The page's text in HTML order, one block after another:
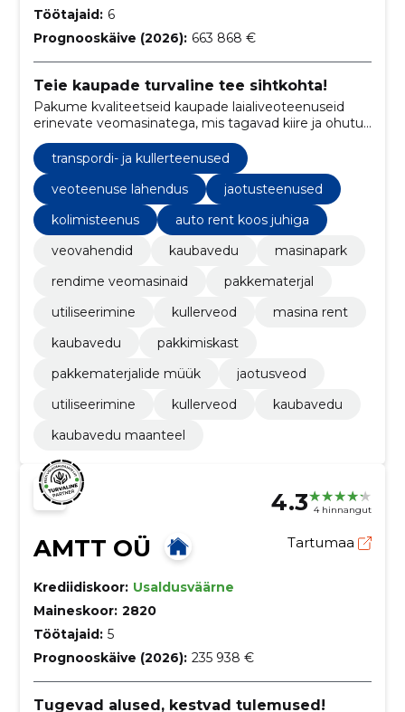
Töötajaid: 6
Prognooskäive (2026): 663 868 €
Teie kaupade turvaline tee sihtkohta!
Pakume kvaliteetseid kaupade laialiveoteenuseid
erinevate veomasinatega, mis tagavad kiire ja ohutu
kohaletoimetamise.
transpordi- ja kullerteenused
veoteenuse lahendus
jaotusteenused
kolimisteenus
auto rent koos juhiga
veovahendid
kaubavedu
masinapark
rendime veomasinaid
pakkematerjal
utiliseerimine
kullerveod
masina rent
kaubavedu
pakkimiskast
pakkematerjalide müük
jaotusveod
utiliseerimine
kullerveod
kaubavedu
kaubavedu maanteel
4.3 4 hinnangut
AMTT OÜ Tartumaa
Krediidiskoor: Usaldusväärne
Maineskoor: 2820
Töötajaid: 5
Prognooskäive (2026): 235 938 €
Tugevad alused, kestvad tulemused!